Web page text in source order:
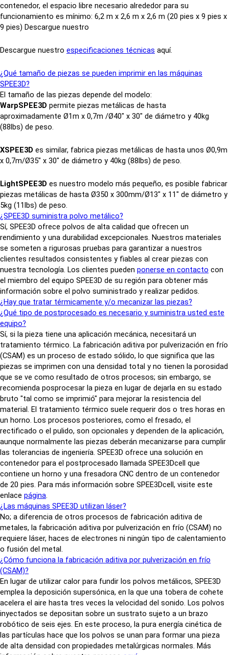
contenedor, el espacio libre necesario alrededor para su
funcionamiento es mínimo: 6,2 m x 2,6 m x 2,6 m (20 pies x 9 pies x
9 pies) Descargue nuestro
Descargue nuestro especificaciones técnicas aquí.
¿Qué tamaño de piezas se pueden imprimir en las máquinas
SPEE3D?
El tamaño de las piezas depende del modelo:
WarpSPEE3D permite piezas metálicas de hasta
aproximadamente Ø1m x 0,7m /Ø40" x 30" de diámetro y 40kg
(88lbs) de peso.
XSPEE3D es similar, fabrica piezas metálicas de hasta unos Ø0,9m
x 0,7m/Ø35″ x 30″ de diámetro y 40kg (88lbs) de peso.
LightSPEE3D es nuestro modelo más pequeño, es posible fabricar
piezas metálicas de hasta Ø350 x 300mm/Ø13" x 11" de diámetro y
5kg (11lbs) de peso.
¿SPEE3D suministra polvo metálico?
Sí, SPEE3D ofrece polvos de alta calidad que ofrecen un
rendimiento y una durabilidad excepcionales. Nuestros materiales
se someten a rigurosas pruebas para garantizar a nuestros
clientes resultados consistentes y fiables al crear piezas con
nuestra tecnología. Los clientes pueden ponerse en contacto con
el miembro del equipo SPEE3D de su región para obtener más
información sobre el polvo suministrado y realizar pedidos.
¿Hay que tratar térmicamente y/o mecanizar las piezas?
¿Qué tipo de postprocesado es necesario y suministra usted este
equipo?
Sí, si la pieza tiene una aplicación mecánica, necesitará un
tratamiento térmico. La fabricación aditiva por pulverización en frío
(CSAM) es un proceso de estado sólido, lo que significa que las
piezas se imprimen con una densidad total y no tienen la porosidad
que se ve como resultado de otros procesos; sin embargo, se
recomienda posprocesar la pieza en lugar de dejarla en su estado
bruto "tal como se imprimió" para mejorar la resistencia del
material. El tratamiento térmico suele requerir dos o tres horas en
un horno. Los procesos posteriores, como el fresado, el
rectificado o el pulido, son opcionales y dependen de la aplicación,
aunque normalmente las piezas deberán mecanizarse para cumplir
las tolerancias de ingeniería. SPEE3D ofrece una solución en
contenedor para el postprocesado llamada SPEE3Dcell que
contiene un horno y una fresadora CNC dentro de un contenedor
de 20 pies. Para más información sobre SPEE3Dcell, visite este
enlace página.
¿Las máquinas SPEE3D utilizan láser?
No; a diferencia de otros procesos de fabricación aditiva de
metales, la fabricación aditiva por pulverización en frío (CSAM) no
requiere láser, haces de electrones ni ningún tipo de calentamiento
o fusión del metal.
¿Cómo funciona la fabricación aditiva por pulverización en frío
(CSAM)?
En lugar de utilizar calor para fundir los polvos metálicos, SPEE3D
emplea la deposición supersónica, en la que una tobera de cohete
acelera el aire hasta tres veces la velocidad del sonido. Los polvos
inyectados se depositan sobre un sustrato sujeto a un brazo
robótico de seis ejes. En este proceso, la pura energía cinética de
las partículas hace que los polvos se unan para formar una pieza
de alta densidad con propiedades metalúrgicas normales. Más